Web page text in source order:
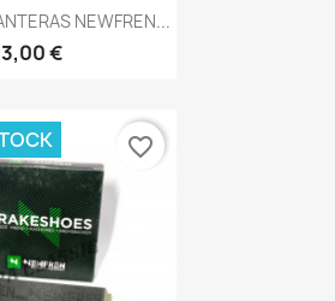
rápidaNEWFREN...
€
favorite_border